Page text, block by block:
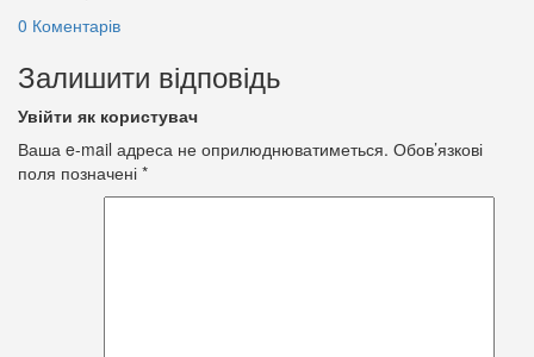
0 Коментарів
Залишити відповідь
Увійти як користувач
Ваша e-mail адреса не оприлюднюватиметься. Обов’язкові
поля позначені *